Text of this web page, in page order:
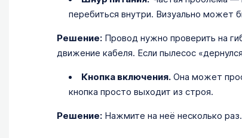
перебиться внутри. Визуально может
Решение:Провод нужно проверить на
движение кабеля. Если пылесос
Кнопка включения.Она может
кнопка просто выходит из строя.
Решение:Нажмите на неё несколько